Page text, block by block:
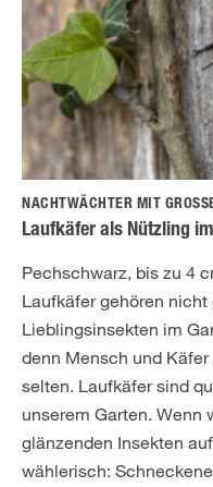
NACHTWÄCHTER MIT
Laufkäfer als Nützling
Pechschwarz, bis zu 4
Laufkäfer gehören
Lieblingsinsekten im
denn Mensch und
selten. Laufkäfer sind
unserem Garten. Wenn
glänzenden Insekten
wählerisch: